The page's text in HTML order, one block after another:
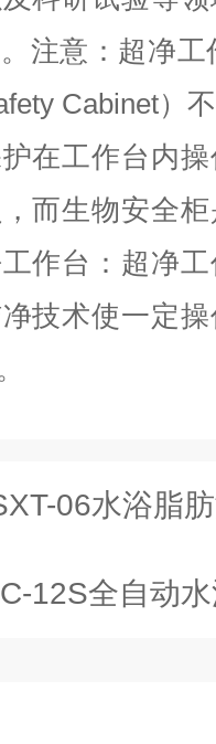
注意：超净
Cabinet）
在工作台内
而生物安全
作台：超净
技术使一定
06水浴脂
12S全自动